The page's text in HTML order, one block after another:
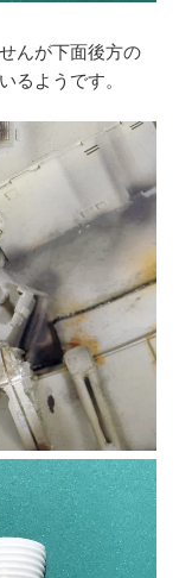
んが下面後方の
るようです。